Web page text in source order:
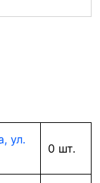
ул.
0 шт.